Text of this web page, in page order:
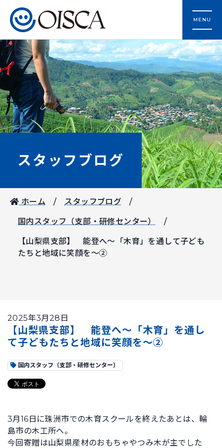
MENU
スタッフブログ
ホーム スタッフブログ
国内スタッフ（支部・研修センター）
【山梨県支部】 能登へ～「木育」を通して子ども
たちと地域に笑顔を～②
2025年3月28日
【山梨県支部】 能登へ～「木育」を通し
て子どもたちと地域に笑顔を～②
国内スタッフ（支部・研修センター）
3月16日に珠洲市での木育スクールを終えたあとは、輪
島市の木工所へ。
今回寄贈は山梨県産材のおもちゃやつみ木が主でした